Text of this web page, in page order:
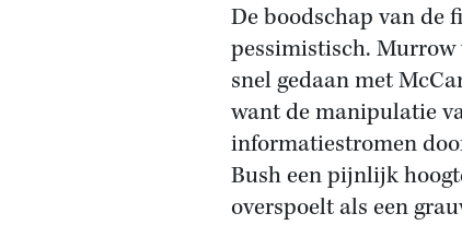
De boodschap van de
pessimistisch.
snel gedaan met
want de manipulatie
informatiestromen
Bush een pijnlijk
overspoelt als een